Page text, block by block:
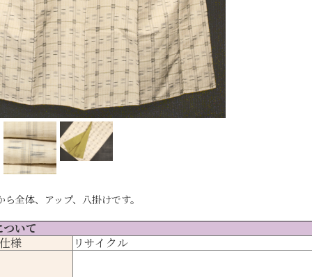
全体、アップ、八掛けです。
いて
様
リサイクル